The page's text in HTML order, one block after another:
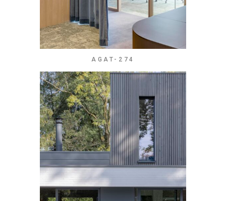
AGAT-274